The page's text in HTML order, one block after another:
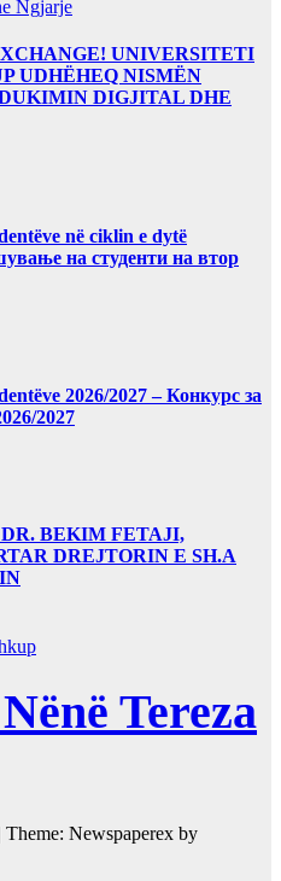
Ngjarje
UNIVERSITETI
UDHËHEQ NISMËN
DIGJITAL DHE
në ciklin e dytë
на студенти на втор
2026/2027 – Конкурс за
2027
BEKIM FETAJI,
DREJTORIN E SH.A
Tereza
Theme: Newspaperex by